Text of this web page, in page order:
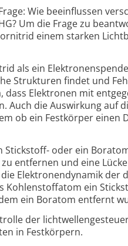
Wie beein­flussen
Um die Frage zu
einem starken
als ein
Strukturen findet und
dass Elektronen mit
Auch die Auswirkung auf
ob ein Fest­körper einen
Stickstoff- oder ein
entfernen und eine
Elektronen­dynamik der
Kohlen­stoff­atom ein
ein Boratom entfernt
der
in Festkörpern.